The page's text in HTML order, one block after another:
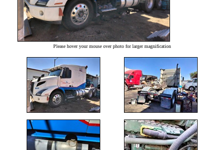
Please hover your mouse over photo for larger magnification